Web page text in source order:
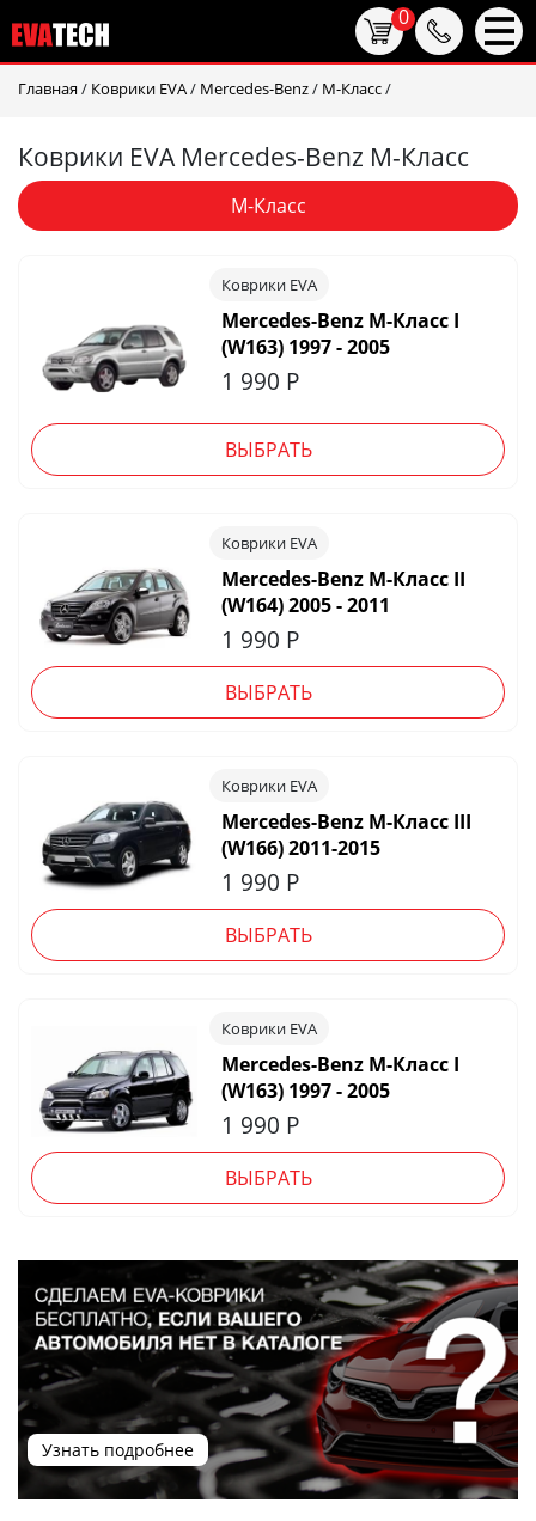
Главная / Коврики EVA/ Mercedes-Benz/ M-Класс/
Коврики EVA Mercedes-Benz M-Класс
M-Класс
Коврики EVA
Mercedes-Benz M-Класс I
(W163) 1997 - 2005
1 990 Р
ВЫБРАТЬ
Коврики EVA
Mercedes-Benz M-Класс II
(W164) 2005 - 2011
1 990 Р
ВЫБРАТЬ
Коврики EVA
Mercedes-Benz M-Класс III
(W166) 2011-2015
1 990 Р
ВЫБРАТЬ
Коврики EVA
Mercedes-Benz М-Класс I
(W163) 1997 - 2005
1 990 Р
ВЫБРАТЬ
Узнать подробнее
0